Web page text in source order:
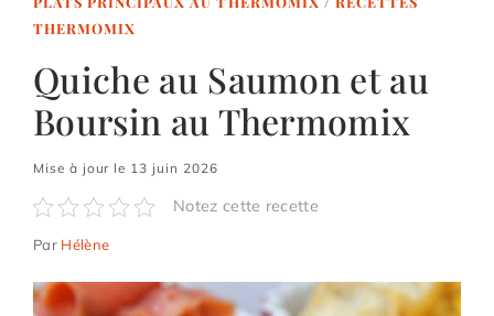
THERMOMIX
Quiche au Saumon et au
Boursin au Thermomix
Mise à jour le 13 juin 2026
Notez cette recette
Par Hélène